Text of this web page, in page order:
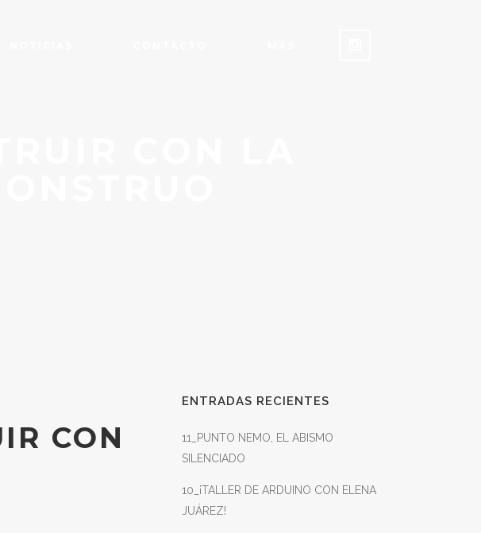
CON
ENTRADAS RECIENTES
11_PUNTO NEMO, EL ABISMO
SILENCIADO
10_¡TALLER DE ARDUINO CON ELENA
JUÁREZ!